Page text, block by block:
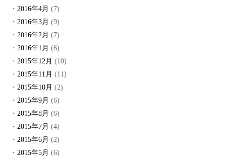
2016年4月 (7)
2016年3月 (9)
2016年2月 (7)
2016年1月 (6)
2015年12月 (10)
2015年11月 (11)
2015年10月 (2)
2015年9月 (6)
2015年8月 (6)
2015年7月 (4)
2015年6月 (2)
2015年5月 (6)